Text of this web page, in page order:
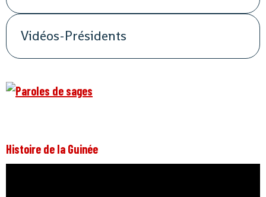
Vidéos-Présidents
Histoire de la Guinée